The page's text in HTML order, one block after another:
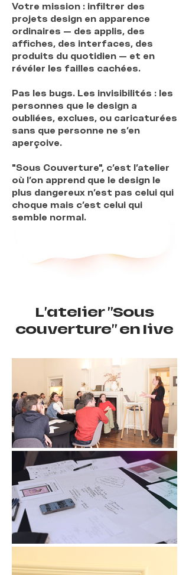
Votre mission : infiltrer des
projets design en apparence
ordinaires — des applis, des
affiches, des interfaces, des
produits du quotidien — et en
révéler les failles cachées.
Pas les bugs. Les invisibilités : les
personnes que le design a
oubliées, exclues, ou caricaturées
sans que personne ne s'en
aperçoive.
"Sous Couverture", c'est l'atelier
où l'on apprend que le design le
plus dangereux n'est pas celui qui
choque mais c'est celui qui
semble normal.
L'atelier "Sous
couverture" en live